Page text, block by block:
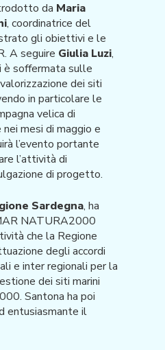
da Maria
, coordinatrice del
gli obiettivi e le
A seguire Giulia Luzi,
è soffermata sulle
dei siti
in particolare le
velica di
mesi di maggio e
l’evento portante
l’attività di
di progetto.
Sardegna, ha
NATURA2000
che la Regione
degli accordi
e inter regionali per la
dei siti marini
Santona ha poi
entusiasmante il